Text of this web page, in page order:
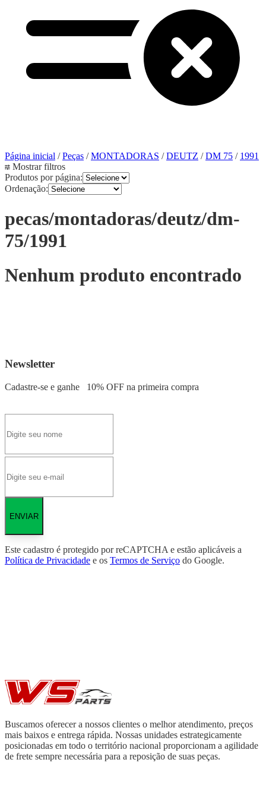
Página inicial /Peças /MONTADORAS /DEUTZ /DM 75 / 1991
Mostrar filtros
Produtos por página:
Ordenação:
pecas/montadoras/deutz/dm-
75/1991
Nenhum produto encontrado
Newsletter
Cadastre-se e ganhe 10% OFF na primeira compra
ENVIAR
Este cadastro é protegido por reCAPTCHA e estão aplicáveis a
Política de Privacidade e os Termos de Serviço do Google.
Buscamos oferecer a nossos clientes o melhor atendimento, preços
mais baixos e entrega rápida. Nossas unidades estrategicamente
posicionadas em todo o território nacional proporcionam a agilidade
de frete sempre necessária para a reposição de suas peças.